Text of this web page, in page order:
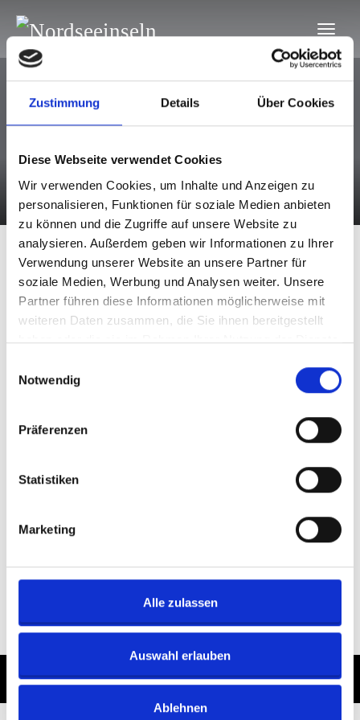
Zustimmung Details Über Cookies
Diese Webseite verwendet Cookies
Wir verwenden Cookies, um Inhalte und Anzeigen zu
personalisieren, Funktionen für soziale Medien anbieten
zu können und die Zugriffe auf unsere Website zu
analysieren. Außerdem geben wir Informationen zu Ihrer
Verwendung unserer Website an unsere Partner für
soziale Medien, Werbung und Analysen weiter. Unsere
Partner führen diese Informationen möglicherweise mit
weiteren Daten zusammen, die Sie ihnen bereitgestellt
haben oder die sie im Rahmen Ihrer Nutzung der Dienste
Notwendig
Präferenzen
Statistiken
Marketing
Alle zulassen
Auswahl erlauben
Ablehnen
2017-06-26
2017-06-26
Spiekeroog:
€70,80
In den Warenkorb
© 2018 nordsee-inseln.deImpressum Datenschutz